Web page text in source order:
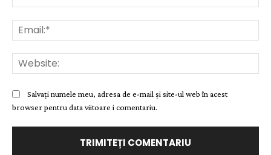
Salvați numele meu, adresa de e-mail și site-ul web în acest
browser pentru data viitoare i comentariu.